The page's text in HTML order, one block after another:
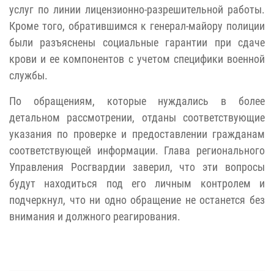
услуг по линии лицензионно-разрешительной работы.
Кроме того, обратившимся к генерал-майору полиции
были разъяснены социальные гарантии при сдаче
крови и ее компонентов с учетом специфики военной
службы.
По обращениям, которые нуждались в более
детальном рассмотрении, отданы соответствующие
указания по проверке и предоставлении гражданам
соответствующей информации. Глава регионального
Управления Росгвардии заверил, что эти вопросы
будут находиться под его личным контролем и
подчеркнул, что ни одно обращение не останется без
внимания и должного реагирования.